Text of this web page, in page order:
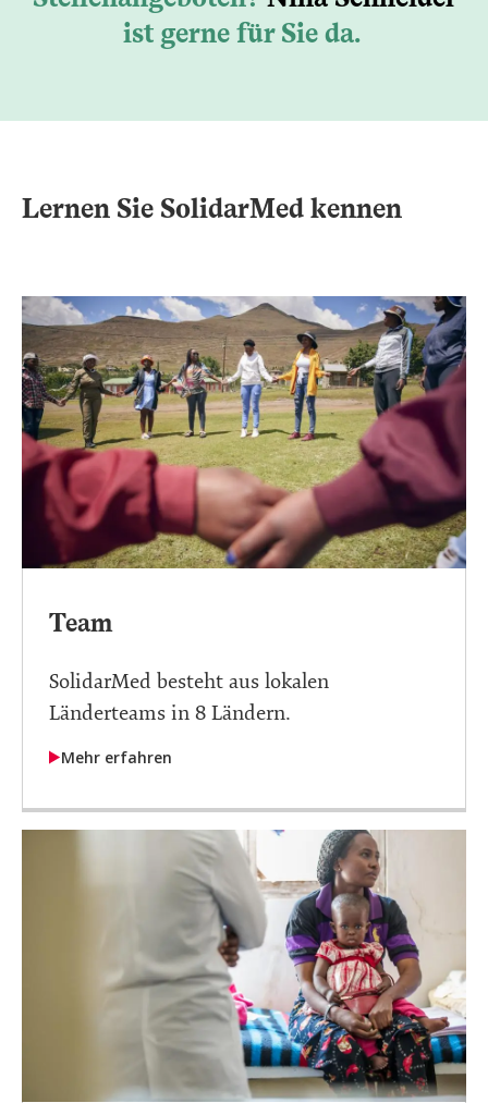
ist gerne für Sie da.
Lernen Sie SolidarMed kennen
Team
SolidarMed besteht aus lokalen
Länderteams in 8 Ländern.
Mehr erfahren